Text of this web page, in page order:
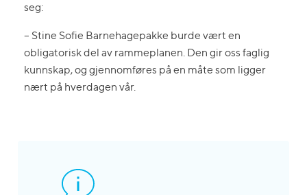
seg:
– Stine Sofie Barnehagepakke burde vært en
obligatorisk del av rammeplanen. Den gir oss faglig
kunnskap, og gjennomføres på en måte som ligger
nært på hverdagen vår.